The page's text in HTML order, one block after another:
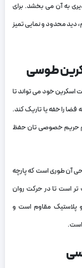
به آن می ‌بخشد. برای
دید محدود و نمایی تمیز
طوسی
اسکرین خود می ‌تواند تا
فضا را خفه یا تاریک کند.
هم حریم خصوصی ‌تان حفظ
آن طوری است که پارچه
است تا در حرکت روان
پلاستیک مقاوم است و